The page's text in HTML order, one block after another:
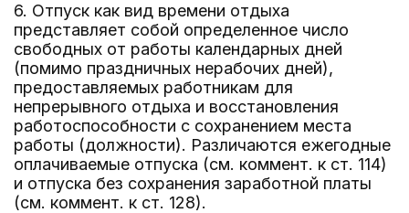
6. Отпуск как вид времени отдыха
представляет собой определенное число
свободных от работы календарных дней
(помимо праздничных нерабочих дней),
предоставляемых работникам для
непрерывного отдыха и восстановления
работоспособности с сохранением места
работы (должности). Различаются ежегодные
оплачиваемые отпуска (см. коммент. к ст. 114)
и отпуска без сохранения заработной платы
(см. коммент. к ст. 128).